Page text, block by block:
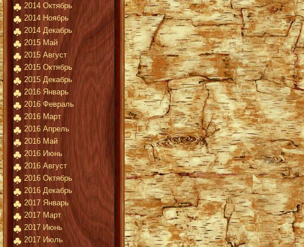
2014 Октябрь
2014 Ноябрь
2014 Декабрь
2015 Май
2015 Август
2015 Октябрь
2015 Декабрь
2016 Январь
2016 Февраль
2016 Март
2016 Апрель
2016 Май
2016 Июнь
2016 Август
2016 Октябрь
2016 Декабрь
2017 Январь
2017 Март
2017 Июнь
2017 Июль